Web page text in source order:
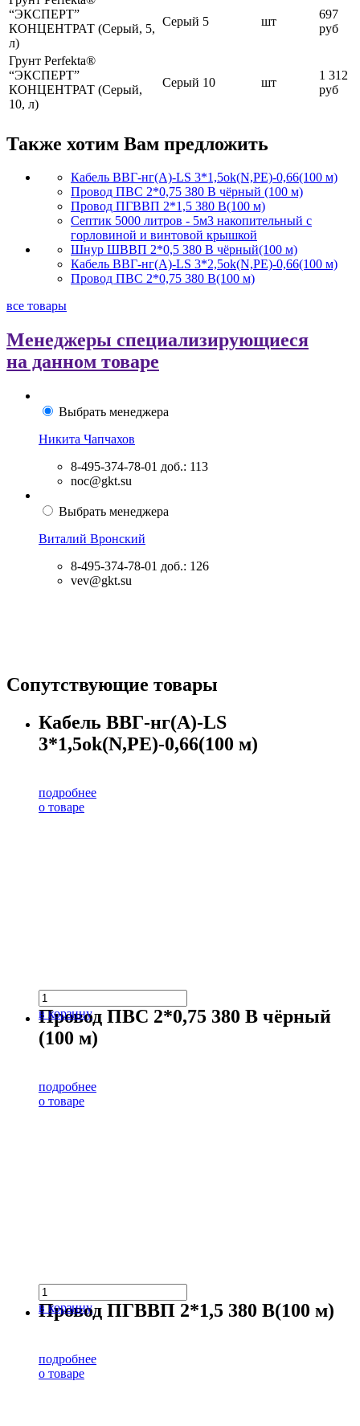
“ЭКСПЕРТ”
КОНЦЕНТРАТ (Cерый, 5,
л)
Cерый 5 шт
697
руб
Грунт Perfekta®
“ЭКСПЕРТ”
КОНЦЕНТРАТ (Cерый,
10, л)
Cерый 10 шт
1 312
руб
Также хотим Вам предложить
Кабель ВВГ-нг(А)-LS 3*1,5ok(N,PE)-0,66(100 м)
Провод ПВС 2*0,75 380 В чёрный (100 м)
Провод ПГВВП 2*1,5 380 В(100 м)
Септик 5000 литров - 5м3 накопительный с
горловиной и винтовой крышкой
Шнур ШВВП 2*0,5 380 В чёрный(100 м)
Кабель ВВГ-нг(А)-LS 3*2,5ok(N,PE)-0,66(100 м)
Провод ПВС 2*0,75 380 В(100 м)
все товары
Менеджеры специализирующиеся
на данном товаре
Выбрать менеджера
Никита Чапчахов
8-495-374-78-01 доб.: 113
noc@gkt.su
Выбрать менеджера
Виталий Вронский
8-495-374-78-01 доб.: 126
vev@gkt.su
Сопутствующие товары
Кабель ВВГ-нг(А)-LS
3*1,5ok(N,PE)-0,66(100 м)
подробнее
о товаре
в корзину
Провод ПВС 2*0,75 380 В чёрный
(100 м)
подробнее
о товаре
в корзину
Провод ПГВВП 2*1,5 380 В(100 м)
подробнее
о товаре